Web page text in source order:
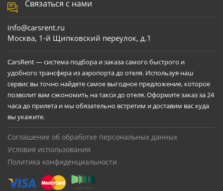
Связаться с нами
info@carsrent.ru
Москва, 1-й Щипковский переулок, д.1
CarsRent — система подбора и заказа самого быстрого и
удобного трансфера из аэропорта до отеля. Используя наш
сервис вы точно найдете самое выгодное предложение, которое
позволит вам сэкономить на такси до отеля. Оформите заказ за 24
часа до прилета и мы обязательно встретим и доставим вас куда
вы укажите.
Соглашение об обработке персональных данных
Условия использования
Политика конфиденциальности